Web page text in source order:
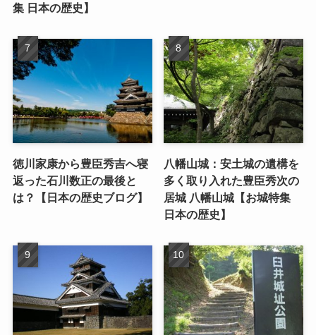
集 日本の歴史】
徳川家康から豊臣秀吉へ寝
返った石川数正の最後と
は？【日本の歴史ブログ】
八幡山城：安土城の遺構を
多く取り入れた豊臣秀次の
居城 八幡山城【お城特集
日本の歴史】